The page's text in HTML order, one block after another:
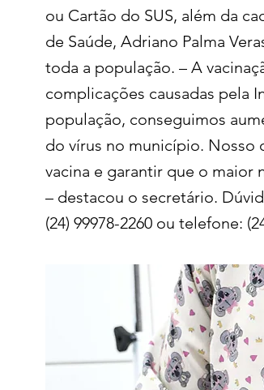
ou Cartão do SUS, além da
de Saúde, Adriano Palma
toda a população. – A
complicações causadas pela
população, conseguimos
do vírus no município. Nosso
vacina e garantir que o maior
– destacou o secretário.
(24) 99978-2260 ou telefone: